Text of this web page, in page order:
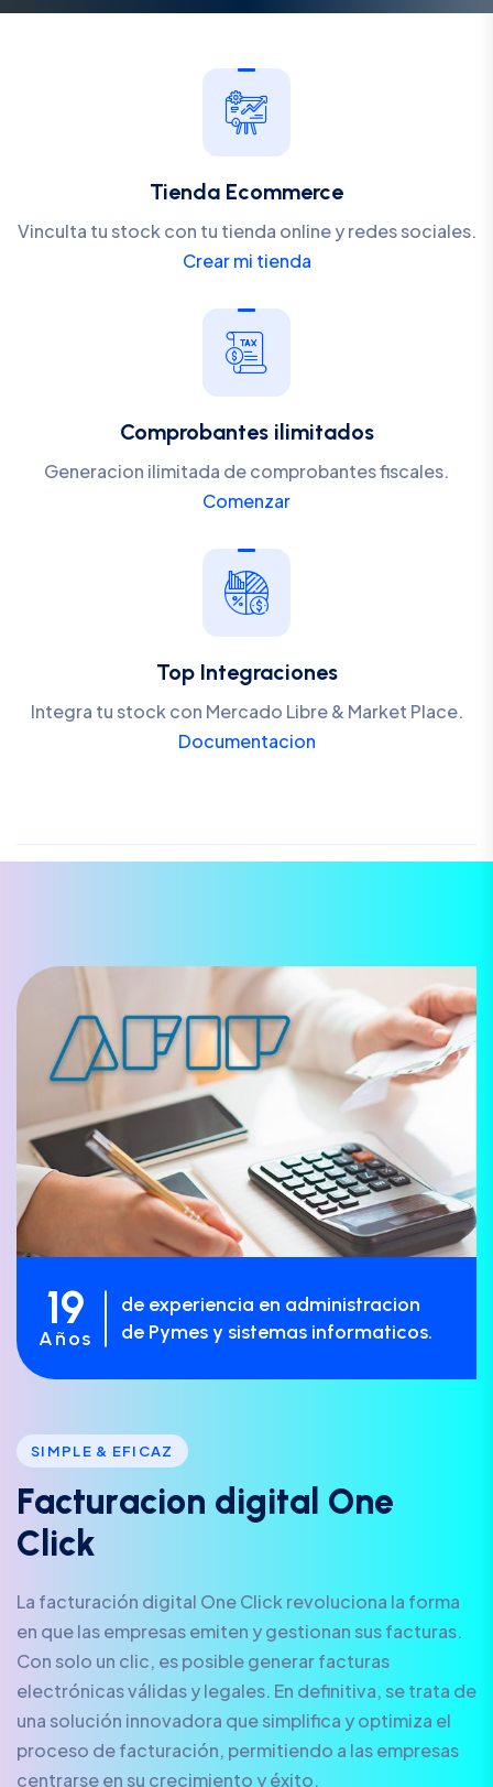
Tienda Ecommerce
Vinculta tu stock con tu tienda online y redes sociales.
Crear mi tienda
Comprobantes ilimitados
Generacion ilimitada de comprobantes fiscales.
Comenzar
Top Integraciones
Integra tu stock con Mercado Libre & Market Place.
Documentacion
19
Años
de experiencia en administracion
de Pymes y sistemas informaticos.
SIMPLE & EFICAZ
Facturacion d igita One
C ick
La facturación digital One Click revoluciona la forma
en que las empresas emiten y gestionan sus facturas.
Con solo un clic, es posible generar facturas
electrónicas válidas y legales. En definitiva, se trata de
una solución innovadora que simplifica y optimiza el
proceso de facturación, permitiendo a las empresas
centrarse en su crecimiento y éxito.